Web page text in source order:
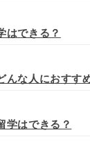
はできる？
んな人におすす
学はできる？